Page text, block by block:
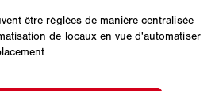
être réglées de manière centralisée
de locaux en vue d'automatiser